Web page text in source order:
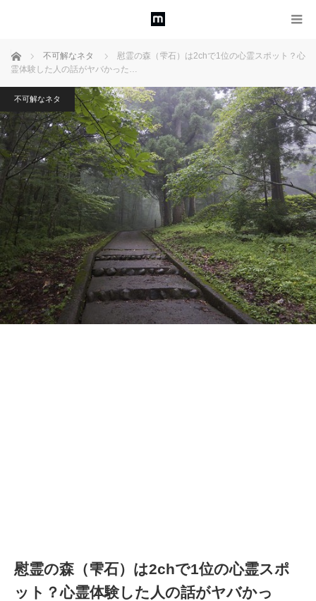
ホーム 不可解なネタ
慰霊の森（雫石）は2chで1位の心霊スポット？心
霊体験した人の話がヤバかった…
不可解なネタ
慰霊の森（雫石）は2chで1位の心霊スポ
ット？心霊体験した人の話がヤバかっ